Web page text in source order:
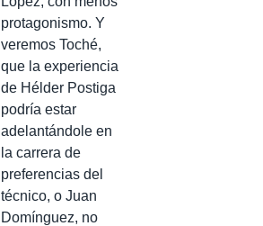
protagonismo. Y
veremos Toché,
que la experiencia
de Hélder Postiga
podría estar
adelantándole en
la carrera de
preferencias del
técnico, o Juan
Domínguez, no